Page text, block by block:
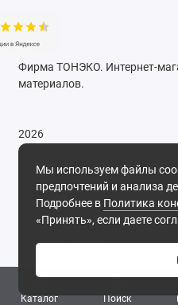
Каталог Поиск
Мы используем файлы
предпочтений и анализа
Подробнее в Политика
«Принять», если даете
Фирма ТОНЭКО. Интернет-
материалов.
2026
Поддержка
8 (495) 142-53-32
8 (977) 844-53-32
Обратный звонок
ПН-ПТ: 09:30 - 18:00 СБ-ВС: